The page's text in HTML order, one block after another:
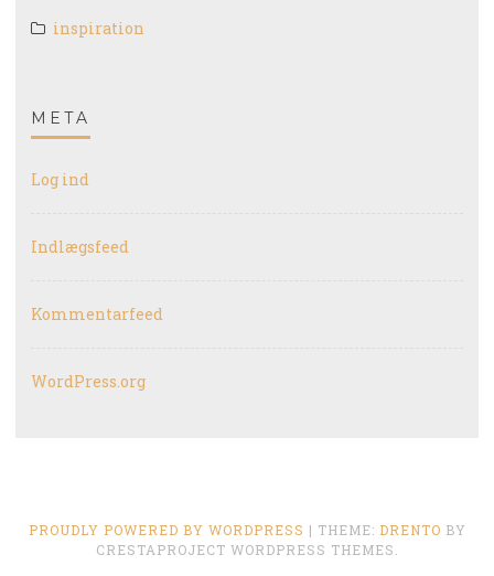
inspiration
META
Log ind
Indlægsfeed
Kommentarfeed
WordPress.org
PROUDLY POWERED BY WORDPRESS | THEME: DRENTO BY
CRESTAPROJECT WORDPRESS THEMES.